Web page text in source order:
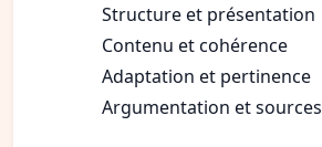
Structure et présentation
Contenu et cohérence
Adaptation et pertinence
Argumentation et sources